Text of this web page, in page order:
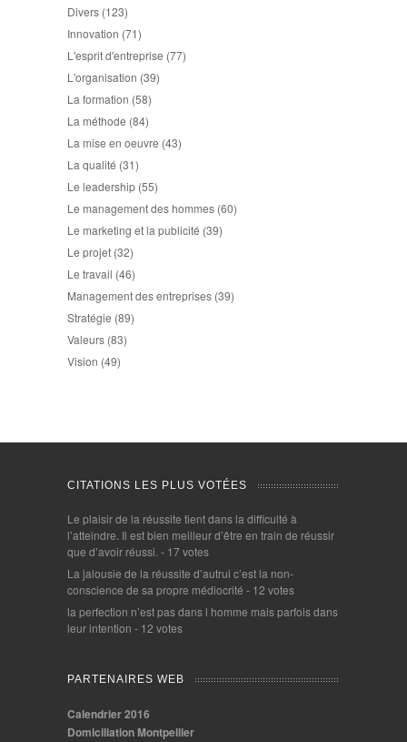
Divers (123)
Innovation (71)
L'esprit d'entreprise (77)
L'organisation (39)
La formation (58)
La méthode (84)
La mise en oeuvre (43)
La qualité (31)
Le leadership (55)
Le management des hommes (60)
Le marketing et la publicité (39)
Le projet (32)
Le travail (46)
Management des entreprises (39)
Stratégie (89)
Valeurs (83)
Vision (49)
CITATIONS LES PLUS VOTÉES
Le plaisir de la réussite tient dans la difficulté à
l’atteindre. Il est bien meilleur d’être en train de réussir
que d’avoir réussi. - 17 votes
La jalousie de la réussite d’autrui c’est la non-
conscience de sa propre médiocrité - 12 votes
la perfection n’est pas dans l homme mais parfois dans
leur intention - 12 votes
PARTENAIRES WEB
Calendrier 2016
Domiciliation Montpellier